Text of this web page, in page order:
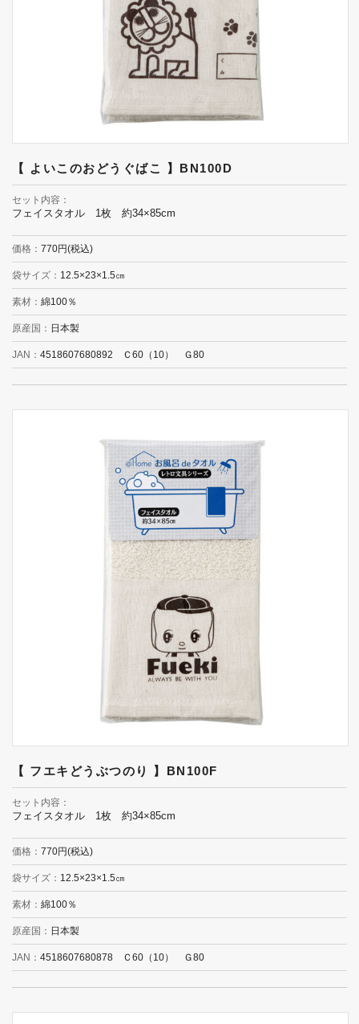
【 よいこのおどうぐばこ 】BN100D
セット内容
フェイスタオル 1枚 約34×85cm
価格 770円(税込)
袋サイズ 12.5×23×1.5㎝
素材 綿100％
原産国 日本製
JAN 4518607680892 Ｃ60（10） Ｇ80
【 フエキどうぶつのり 】BN100F
セット内容
フェイスタオル 1枚 約34×85cm
価格 770円(税込)
袋サイズ 12.5×23×1.5㎝
素材 綿100％
原産国 日本製
JAN 4518607680878 Ｃ60（10） Ｇ80